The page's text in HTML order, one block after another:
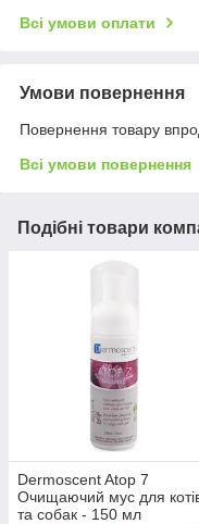
Всі умови оплати
Умови повернення
Повернення товару
Всі умови повернення
Подібні товари
Dermoscent Atop 7
Очищаючий мус для
та собак - 150 мл